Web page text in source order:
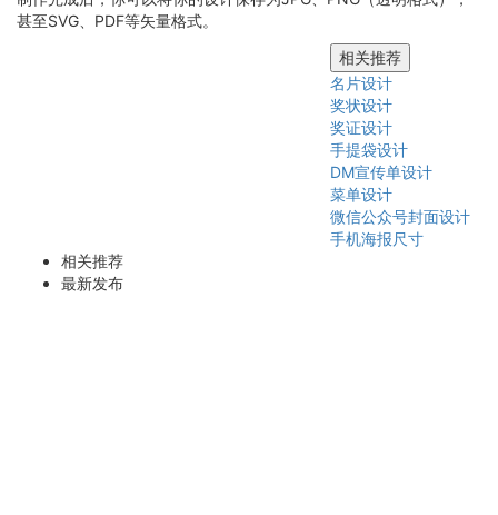
甚至SVG、PDF等矢量格式。
相关推荐
名片设计
奖状设计
奖证设计
手提袋设计
DM宣传单设计
菜单设计
微信公众号封面设计
手机海报尺寸
相关推荐
最新发布